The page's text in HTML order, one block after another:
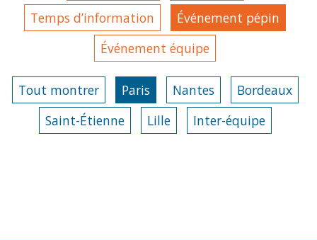
Temps d’information
Événement pépin
Événement équipe
Tout montrer Paris Nantes
Bordeaux
Saint-Étienne
Lille Inter-équipe